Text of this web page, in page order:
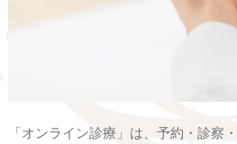
「オンライン診療」は、予約・診察